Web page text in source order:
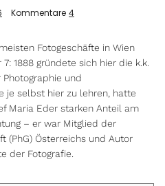
Kommentare 4
Fotogeschäfte in Wien
1888 gründete sich hier die k.k.
und
je selbst hier zu lehren, hatte
Maria Eder starken Anteil am
– er war Mitglied der
(PhG) Österreichs und Autor
der Fotografie.